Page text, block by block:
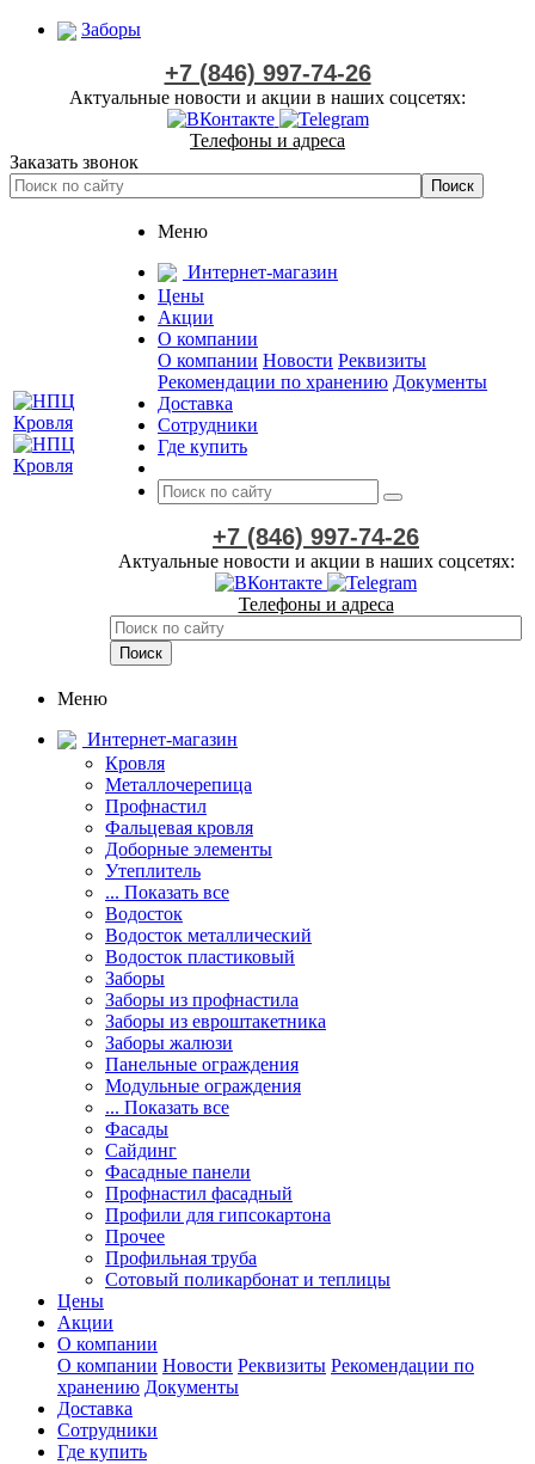
Заборы
+7 (846) 997-74-26
Актуальные новости и акции в наших соцсетях:
Телефоны и адреса
Заказать звонок
Меню
Интернет-магазин
Цены
Акции
О компании
О компании Новости Реквизиты
Рекомендации по хранению Документы
Доставка
Сотрудники
Где купить
+7 (846) 997-74-26
Актуальные новости и акции в наших соцсетях:
Телефоны и адреса
Меню
Интернет-магазин
Кровля
Металлочерепица
Профнастил
Фальцевая кровля
Доборные элементы
Утеплитель
... Показать все
Водосток
Водосток металлический
Водосток пластиковый
Заборы
Заборы из профнастила
Заборы из евроштакетника
Заборы жалюзи
Панельные ограждения
Модульные ограждения
... Показать все
Фасады
Сайдинг
Фасадные панели
Профнастил фасадный
Профили для гипсокартона
Прочее
Профильная труба
Сотовый поликарбонат и теплицы
Цены
Акции
О компании
О компании Новости Реквизиты Рекомендации по
хранению Документы
Доставка
Сотрудники
Где купить